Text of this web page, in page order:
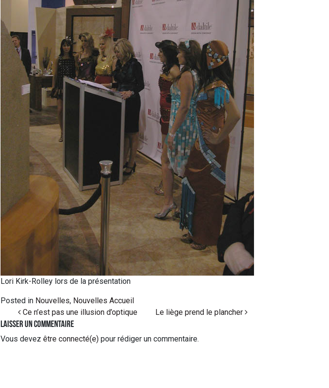
Lori Kirk-Rolley lors de la présentation
Posted in Nouvelles, Nouvelles Accueil
Ce n’est pas une illusion d’optique Le liège prend le plancher
Laisser un commentaire
Vous devez être connecté(e) pour rédiger un commentaire.